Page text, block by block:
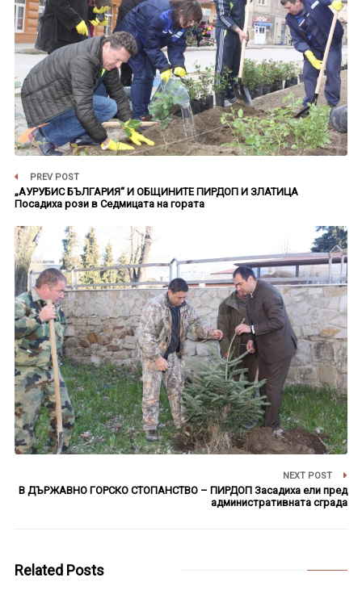
PREV POST
„АУРУБИС БЪЛГАРИЯ“ И ОБЩИНИТЕ ПИРДОП И ЗЛАТИЦА
Посадиха рози в Седмицата на гората
NEXT POST
В ДЪРЖАВНО ГОРСКО СТОПАНСТВО – ПИРДОП Засадиха ели пред
административната сграда
Related Posts